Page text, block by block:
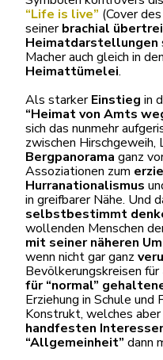
“Life is live” (Cover
seinerbrachial
Heimatdarstellungen
Macher auch gleich in
Heimattümelei.
Als starkerEinstieg in
“Heimat von Amts
sich das nunmehr
zwischen Hirschgeweih,
Bergpanorama ganz
Assoziationen zum
Hurranationalismus
in greifbarer Nähe. Und
selbstbestimmt
wollenden Menschen
mit seiner näheren
wenn nicht gar ganz
Bevölkerungskreisen für
für “normal”
Erziehung in Schule
Konstrukt, welches
handfesten
“Allgemeinheit” dann